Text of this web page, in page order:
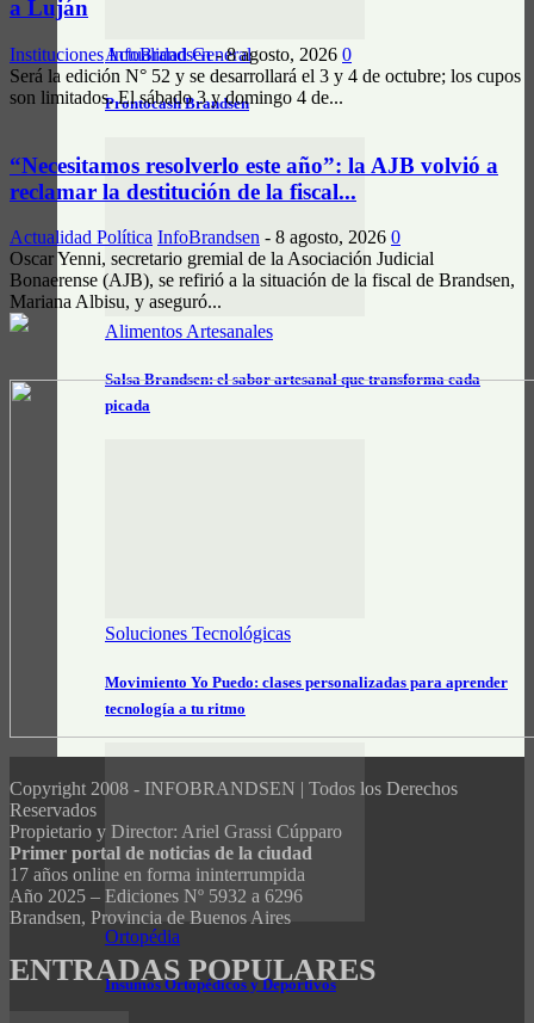
Actualidad General
Prontocash Brandsen
Alimentos Artesanales
Salsa Brandsen: el sabor artesanal que transforma cada
picada
Soluciones Tecnológicas
Movimiento Yo Puedo: clases personalizadas para aprender
tecnología a tu ritmo
Ortopédia
Insumos Ortopédicos y Deportivos
a Luján
Instituciones InfoBrandsen - 8 agosto, 2026 0
Será la edición N° 52 y se desarrollará el 3 y 4 de octubre; los cupos
son limitados. El sábado 3 y domingo 4 de...
“Necesitamos resolverlo este año”: la AJB volvió a
reclamar la destitución de la fiscal...
Actualidad Política InfoBrandsen - 8 agosto, 2026 0
Oscar Yenni, secretario gremial de la Asociación Judicial
Bonaerense (AJB), se refirió a la situación de la fiscal de Brandsen,
Mariana Albisu, y aseguró...
Copyright 2008 - INFOBRANDSEN | Todos los Derechos
Reservados
Propietario y Director: Ariel Grassi Cúpparo
Primer portal de noticias de la ciudad
17 años online en forma ininterrumpida
Año 2025 – Ediciones Nº 5932 a 6296
Brandsen, Provincia de Buenos Aires
ENTRADAS POPULARES